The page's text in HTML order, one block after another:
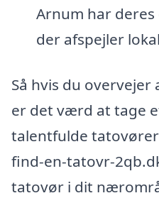
Arnum har
der afspejler
Så hvis du
er det værd at tage
talentfulde
find-en-tatovr-
tatovør i dit